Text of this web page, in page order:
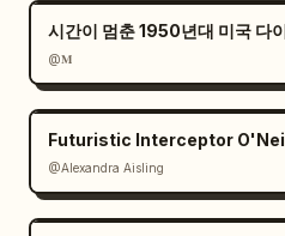
시간이 멈춘 1950년대 미국 다
@𝐌
Futuristic Interceptor
@Alexandra Aisling